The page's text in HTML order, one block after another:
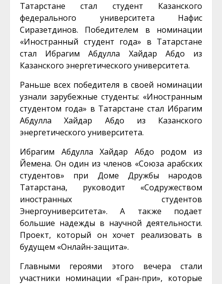
Татарстане стал студент Казанского
федерального университета Нафис
Сиразетдинов. Победителем в номинации
«Иностранный студент года» в Татарстане
стал Ибрагим Абдулла Хайдар Абдо из
Казанского энергетического университета.
Раньше всех победителя в своей номинации
узнали зарубежные студенты: «Иностранным
студентом года» в Татарстане стал Ибрагим
Абдулла Хайдар Абдо из Казанского
энергетического университета.
Ибрагим Абдулла Хайдар Абдо родом из
Йемена. Он один из членов «Союза арабских
студентов» при Доме Дружбы народов
Татарстана, руководит «Содружеством
иностранных студентов
Энергоуниверситета». А также подает
большие надежды в научной деятельности.
Проект, который он хочет реализовать в
будущем «Онлайн-защита».
Главными героями этого вечера стали
участники номинации «Гран-при», которые